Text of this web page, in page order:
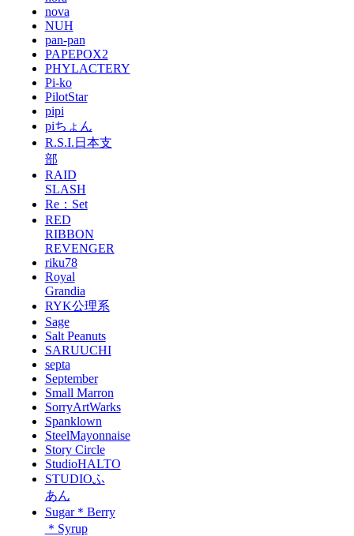
nova
NUH
pan-pan
PAPEPOX2
PHYLACTERY
Pi-ko
PilotStar
pipi
piちょん
R.S.I.日本支
部
RAID
SLASH
Re：Set
RED
RIBBON
REVENGER
riku78
Royal
Grandia
RYK公理系
Sage
Salt Peanuts
SARUUCHI
septa
September
Small Marron
SorryArtWarks
Spanklown
SteelMayonnaise
Story Circle
StudioHALTO
STUDIOふ
あん
Sugar＊Berry
＊Syrup